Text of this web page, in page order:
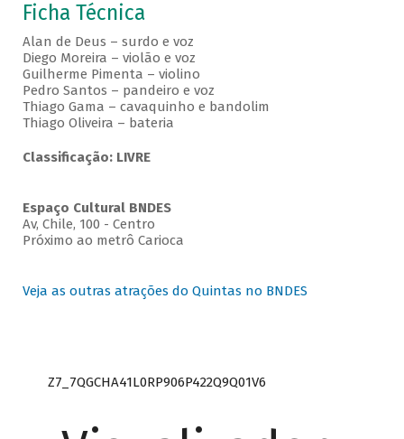
Ficha Técnica
Alan de Deus – surdo e voz
Diego Moreira – violão e voz
Guilherme Pimenta – violino
Pedro Santos – pandeiro e voz
Thiago Gama – cavaquinho e bandolim
Thiago Oliveira – bateria
Classificação: LIVRE
Espaço Cultural BNDES
Av, Chile, 100 - Centro
Próximo ao metrô Carioca
Veja as outras atrações do Quintas no BNDES
Z7_7QGCHA41L0RP906P422Q9Q01V6